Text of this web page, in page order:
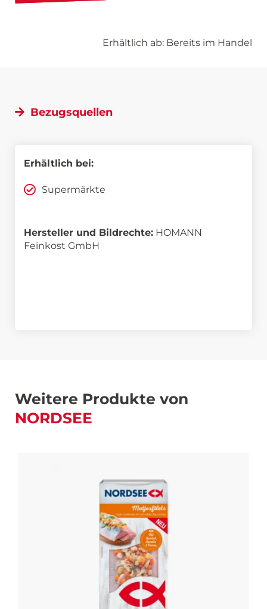
Erhältlich ab: Bereits im Handel
Bezugsquellen
Erhältlich bei:
Supermärkte
Hersteller und Bildrechte: HOMANN
Feinkost GmbH
Weitere Produkte von
NORDSEE